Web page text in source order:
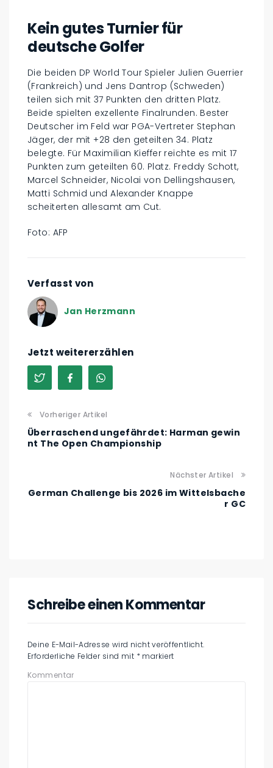
Kein gutes Turnier für
deutsche Golfer
Die beiden DP World Tour Spieler Julien Guerrier
(Frankreich) und Jens Dantrop (Schweden)
teilen sich mit 37 Punkten den dritten Platz.
Beide spielten exzellente Finalrunden. Bester
Deutscher im Feld war PGA-Vertreter Stephan
Jäger, der mit +28 den geteilten 34. Platz
belegte. Für Maximilian Kieffer reichte es mit 17
Punkten zum geteilten 60. Platz. Freddy Schott,
Marcel Schneider, Nicolai von Dellingshausen,
Matti Schmid und Alexander Knappe
scheiterten allesamt am Cut.
Foto: AFP
Verfasst von
Jan Herzmann
Jetzt weitererzählen
Vorheriger Artikel
Überraschend ungefährdet: Harman gewin
nt The Open Championship
Nächster Artikel
German Challenge bis 2026 im Wittelsbache
r GC
Schreibe einen Kommentar
Deine E-Mail-Adresse wird nicht veröffentlicht.
Erforderliche Felder sind mit * markiert
Kommentar